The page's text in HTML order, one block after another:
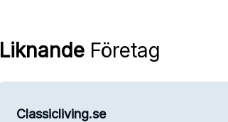
LiknandeFöretag
Classicliving.se